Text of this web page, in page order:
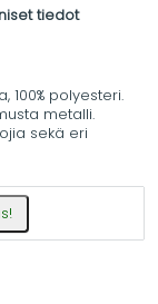
tiedot
100% polyesteri.
metalli.
sekä eri